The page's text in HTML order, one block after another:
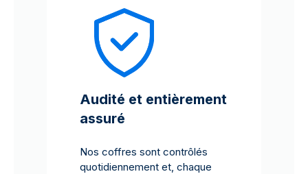
Audité et entièrement
assuré
Nos coffres sont contrôlés
quotidiennement et, chaque